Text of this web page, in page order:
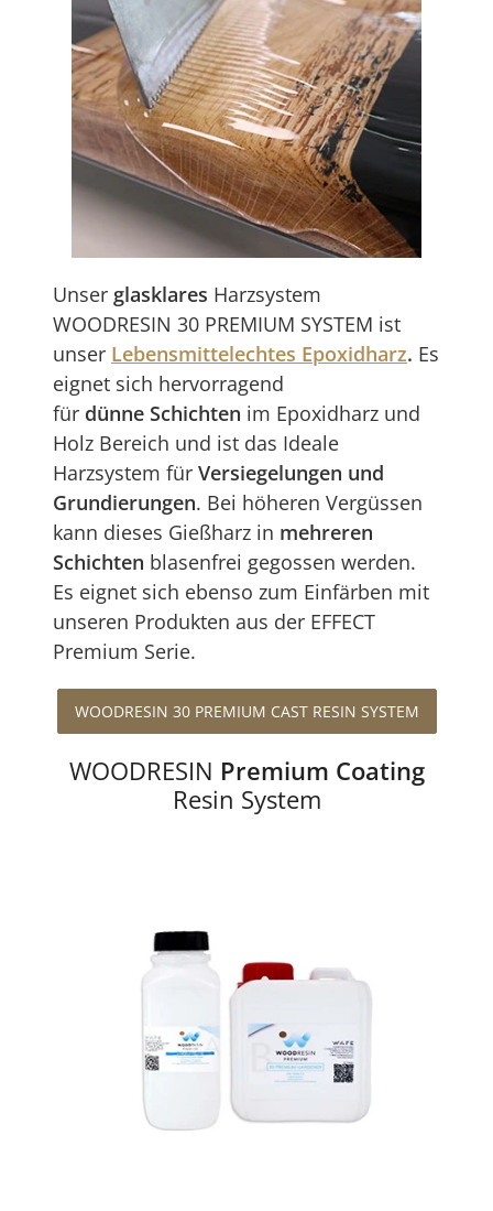
Unser glasklares Harzsystem
WOODRESIN 30 PREMIUM SYSTEM ist
unser Lebensmittelechtes Epoxidharz. Es
eignet sich hervorragend
für dünne Schichten im Epoxidharz und
Holz Bereich und ist das Ideale
Harzsystem für Versiegelungen und
Grundierungen. Bei höheren Vergüssen
kann dieses Gießharz in mehreren
Schichten blasenfrei gegossen werden.
Es eignet sich ebenso zum Einfärben mit
unseren Produkten aus der EFFECT
Premium Serie.
WOODRESIN 30 PREMIUM CAST RESIN SYSTEM
WOODRESIN Premium Coating
Resin System